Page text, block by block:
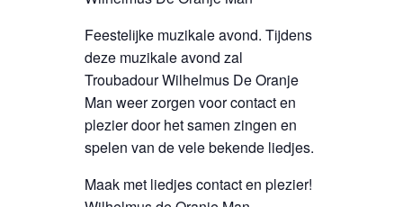
Feestelijke muzikale avond. Tijdens
deze muzikale avond zal
Troubadour Wilhelmus De Oranje
Man weer zorgen voor contact en
plezier door het samen zingen en
spelen van de vele bekende liedjes.
Maak met liedjes contact en plezier!